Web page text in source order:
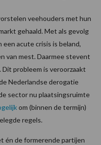
veehouders met hun
gehaald. Met als gevolg
acute crisis is beland,
van mest. Daarmee stevent
probleem is veroorzaakt
Nederlandse derogatie
sector nu plaatsingsruimte
om (binnen de termijn)
regels.
én de formerende partijen